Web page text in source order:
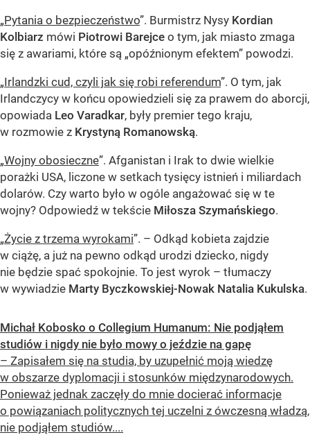
„Pytania o bezpieczeństwo”. Burmistrz Nysy Kordian
Kolbiarz mówi Piotrowi Barejce o tym, jak miasto zmaga
się z awariami, które są „opóźnionym efektem” powodzi.
„Irlandzki cud, czyli jak się robi referendum”. O tym, jak
Irlandczycy w końcu opowiedzieli się za prawem do aborcji,
opowiada Leo Varadkar, były premier tego kraju,
w rozmowie z Krystyną Romanowską.
„Wojny obosieczne”. Afganistan i Irak to dwie wielkie
porażki USA, liczone w setkach tysięcy istnień i miliardach
dolarów. Czy warto było w ogóle angażować się w te
wojny? Odpowiedź w tekście Miłosza Szymańskiego.
„Życie z trzema wyrokami”. – Odkąd kobieta zajdzie
w ciążę, a już na pewno odkąd urodzi dziecko, nigdy
nie będzie spać spokojnie. To jest wyrok – tłumaczy
w wywiadzie Marty Byczkowskiej-Nowak Natalia Kukulska.
Michał Kobosko o Collegium Humanum: Nie podjąłem
studiów i nigdy nie było mowy o jeździe na gapę
– Zapisałem się na studia, by uzupełnić moją wiedzę
w obszarze dyplomacji i stosunków międzynarodowych.
Ponieważ jednak zaczęły do mnie docierać informacje
o powiązaniach politycznych tej uczelni z ówczesną władzą,
nie podjąłem studiów....